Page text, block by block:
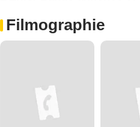
Filmographie